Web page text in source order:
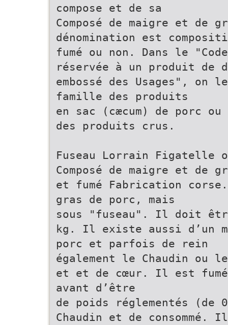
compose et de sa
Composé de maigre et de
dénomination est
fumé ou non. Dans le "Code
réservée à un produit de
embossé des Usages", on
famille des produits
en sac (cæcum) de porc
des produits crus.
Fuseau Lorrain Figatelle
Composé de maigre et de
et fumé Fabrication corse.
gras de porc, mais
sous "fuseau". Il doit
kg. Il existe aussi d’un
porc et parfois de rein
également le Chaudin ou
et et de cœur. Il est fumé
avant d’être
de poids réglementés (de
Chaudin et de consommé.